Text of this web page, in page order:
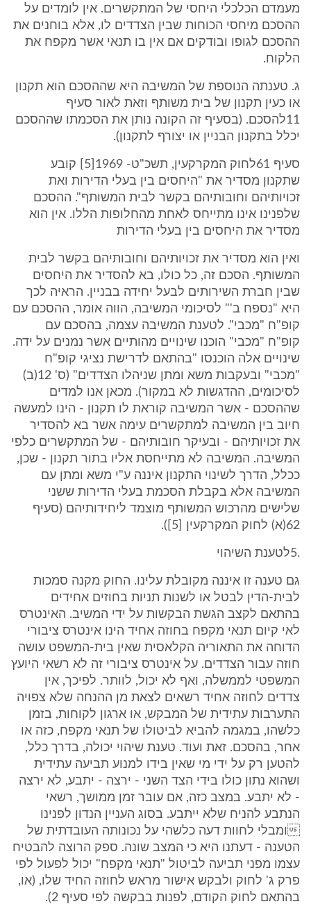
מעמדם הכלכלי היחסי של המתקשרים. אין לומדים על
ההסכם מיחסי הכוחות שבין הצדדים לו, אלא בוחנים את
ההסכם לגופו ובודקים אם אין בו תנאי אשר מקפח את
הלקוח.
ג. טענתה הנוספת של המשיבה היא שההסכם הוא תקנון
או כעין תקנון של בית משותף וזאת לאור סעיף
11להסכם. (בסעיף זה הקונה נותן את הסכמתו שההסכם
יכלל בתקנון הבניין או יצורף לתקנון).
סעיף 61לחוק המקרקעין, תשכ"ט- 1969[5] קובע
שתקנון מסדיר את "היחסים בין בעלי הדירות ואת
זכויותיהם וחובותיהם בקשר לבית המשותף". ההסכם
שלפנינו אינו מתייחס לאחת מהחלופות הללו. אין הוא
מסדיר את היחסים בין בעלי הדירות
ואין הוא מסדיר את זכויותיהם וחובותיהם בקשר לבית
המשותף. הסכם זה, כל כולו, בא להסדיר את היחסים
שבין חברת השירותים לבעל יחידה בבניין. הראיה לכך
היא "נספח ב'" לסיכומי המשיבה, הווה אומר, ההסכם עם
קופ"ח "מכבי". לטענת המשיבה עצמה, בהסכם עם
קופ"ח "מכבי" הוכנו שינויים מהותיים אשר נמנים על ידה.
שינויים אלה הוכנסו "בהתאם לדרישת נציגי קופ"ח
"מכבי" ובעקבות משא ומתן שניהלו הצדדים" (ס' 12(ב)
לסיכומים, ההדגשות לא במקור). מכאן אנו למדים
שההסכם - אשר המשיבה קוראת לו תקנון - הינו למעשה
חיוב בין המשיבה למתקשרים עימה אשר בא להסדיר
את זכויותיהם - ובעיקר חובותיהם - של המתקשרים כלפי
המשיבה. המשיבה לא מתייחסת אליו בתור תקנון - שכן,
ככלל, הדרך לשינוי התקנון איננה ע"י משא ומתן עם
המשיבה אלא בקבלת הסכמת בעלי הדירות ששני
שלישים מהרכוש המשותף מוצמד ליחידותיהם (סעיף
62(א) לחוק המקרקעין [5]).
.5לטענת השיהוי
גם טענה זו איננה מקובלת עלינו. החוק מקנה סמכות
לבית-הדין לבטל או לשנות תניות בחוזים אחידים
בהתאם לקצב הגשת הבקשות על ידי המשיב. האינטרס
לאי קיום תנאי מקפח בחוזה אחיד הינו אינטרס ציבורי
הדוחה את התאוריה הקלאסית שאין בית-המשפט עושה
חוזה עבור הצדדים. על אינטרס ציבורי זה לא רשאי היועץ
המשפטי לממשלה, ואף לא יכול, לוותר. לפיכך, אין
צדדים לחוזה אחיד רשאים לצאת מן ההנחה שלא צפויה
התערבות עתידית של המבקש, או ארגון לקוחות, בזמן
כלשהו, במגמה להביא לביטולו של תנאי מקפח, כזה או
אחר, בהסכם. זאת ועוד. טענת שיהוי יכולה, בדרך כלל,
להטען רק על ידי מי שאין בידו למנוע תביעה עתידית
ושהוא נתון כולו בידי הצד השני - ירצה - יתבע, לא ירצה
- לא יתבע. במצב כזה, אם עובר זמן ממושך, רשאי
הנתבע להניח שלא ייתבע. בסוג העניין הנדון לפנינו
ומבלי לחוות דעה כלשהי על נכונותה העובדתית של
הטענה - דעתנו היא כי המצב שונה. ספק הרוצה להבטיח
עצמו מפני תביעה לביטול "תנאי מקפח" יכול לפעול לפי
פרק ג' לחוק ולבקש אישור מראש לחוזה החיד שלו, (או,
בהתאם לחוק הקודם, לפנות בבקשה לפי סעיף 2).